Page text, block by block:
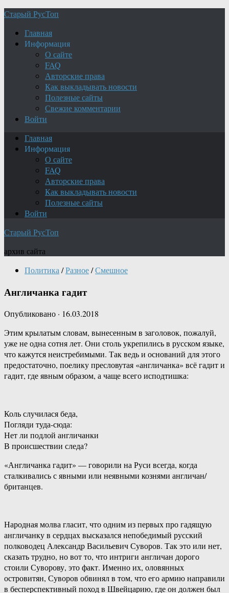
Старый РусТоп
Главная
Информация
О сайте
FAQ
Авторские права
Как выкладывать новости
Полезные сайты
Свежие комментарии
Войти
Главная
Информация
О сайте
FAQ
Авторские права
Как выкладывать новости
Полезные сайты
Войти
Старый РусТоп
архив сайта
Политика /Разное/Смешное
Англичанка гадит
Опубликовано · 16.03.2018
Этим крылатым словам, вынесенным в заголовок, пожалуй,
уже не одна сотня лет. Они столь укрепились в русском языке,
что кажутся неистребимыми. Так ведь и оснований для этого
предостаточно, поелику пресловутая «англичанка» всё гадит и
гадит, где явным образом, а чаще всего исподтишка:
Коль случилася беда,
Погляди туда-сюда:
Нет ли подлой англичанки
В происшествии следа?
«Англичанка гадит» — говорили на Руси всегда, когда
сталкивались с явными или неявными кознями англичан/
британцев.
Народная молва гласит, что одним из первых про гадящую
англичанку в сердцах высказался непобедимый русский
полководец Александр Васильевич Суворов. Так это или нет,
сказать трудно, но вот то, что интриги англичан дорого
стоили Суворову, это факт. Именно их, оловянных
островитян, Суворов обвинял в том, что его армию направили
в бесперспективный поход в Швейцарию, где он должен был